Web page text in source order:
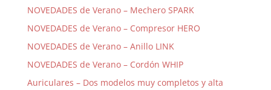
NOVEDADES de Verano – Mechero SPARK
NOVEDADES de Verano – Compresor HERO
NOVEDADES de Verano – Anillo LINK
NOVEDADES de Verano – Cordón WHIP
Auriculares – Dos modelos muy completos y alta